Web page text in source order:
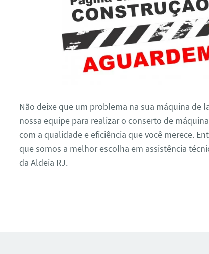
Não deixe que um problema na sua máquina de
nossa equipe para realizar o conserto de
com a qualidade e eficiência que você merece.
que somos a melhor escolha em assistência
da Aldeia RJ.